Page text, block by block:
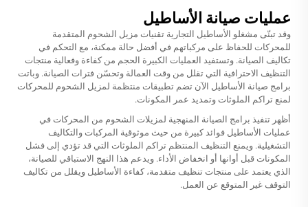
عمليات صيانة الأساطيل
وقد تبنّى مشغلو الأساطيل التجارية تقنيات مزيل الشحوم المتقدمة
للمحركات للحفاظ على مركباتهم في أفضل حالة ممكنة، مع التحكم في
تكاليف الصيانة. وتستفيد العمليات الكبيرة الحجم من كفاءة وفعالية منتجات
التنظيف الاحترافية التي تقلل من وقت العمالة وتحسّن فترات الصيانة. وباتت
برامج صيانة الأساطيل الآن تضم تطبيقات منتظمة لمزيل الشحوم للمحركات
لمنع تراكم الملوثات وتمديد عمر المكونات.
أظهر تنفيذ برامج الصيانة المنهجية لمزيلات الشحوم من المحركات في
عمليات الأساطيل فوائد كبيرة من حيث موثوقية المركبات والتكاليف
التشغيلية. ويمنع التنظيف المنتظم تراكم الملوثات التي قد تؤدي إلى فشل
المكونات قبل أوانها أو انخفاض الأداء. ويدعم هذا النهج الاستباقي للصيانة،
الذي يعتمد على منتجات تنظيف متقدمة، كفاءة الأساطيل ويقلل من تكاليف
التوقف غير المتوقع عن العمل.